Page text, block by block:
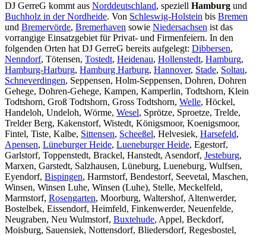
DJ GerreG kommt aus Norddeutschland, speziell Hamburg und
Buchholz in der Nordheide. Von Schleswig-Holstein bis Bremen
und Bremervörde, Bremerhaven sowie Niedersachsen ist das
vorrangige Einsatzgebiet für Privat- und Firmenfeiern. In den
folgenden Orten hat DJ GerreG bereits aufgelegt: Dibbersen,
Nenndorf, Tötensen, Tostedt, Heidenau, Hollenstedt, Hamburg,
Hamburg-Harburg, Hamburg Harburg, Hannover, Stade, Soltau,
Schneverdingen, Seppensen, Holm-Seppensen, Dohren, Dohren
Gehege, Dohren-Gehege, Kampen, Kamperlin, Todtshorn, Klein
Todtshorn, Groß Todtshorn, Gross Todtshorn, Welle, Höckel,
Handeloh, Undeloh, Wörme, Wesel, Sprötze, Sproetze, Trelde,
Trelder Berg, Kakenstorf, Wistedt, Königsmoor, Koenigsmoor,
Fintel, Tiste, Kalbe, Sittensen, Scheeßel, Helvesiek, Harsefeld,
Apensen, Lüneburger Heide, Lueneburger Heide, Egestorf,
Garlstorf, Toppenstedt, Brackel, Hanstedt, Asendorf, Jesteburg,
Marxen, Garstedt, Salzhausen, Lüneburg, Lueneburg, Wulfsen,
Eyendorf, Bispingen, Harmstorf, Bendestorf, Seevetal, Maschen,
Winsen, Winsen Luhe, Winsen (Luhe), Stelle, Meckelfeld,
Marmstorf, Rosengarten, Moorburg, Waltershof, Altenwerder,
Bostelbek, Eissendorf, Heimfeld, Finkenwerder, Neuenfelde,
Neugraben, Neu Wulmstorf, Buxtehude, Appel, Beckdorf,
Moisburg, Sauensiek, Nottensdorf, Bliedersdorf, Regesbostel,